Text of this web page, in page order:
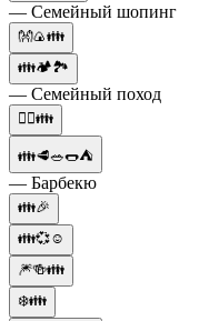
— Семейный шопинг
👐🍙👪
👪🏕️🏞️
— Семейный поход
👨‍⚕️👪
👪🥩🥗🌭⛺
— Барбекю
👪🎉
👪💞☺️
🎆🍻👪
❄️👪